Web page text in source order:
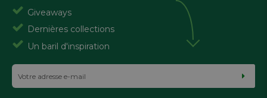
Giveaways
Dernières collections
Un baril d'inspiration